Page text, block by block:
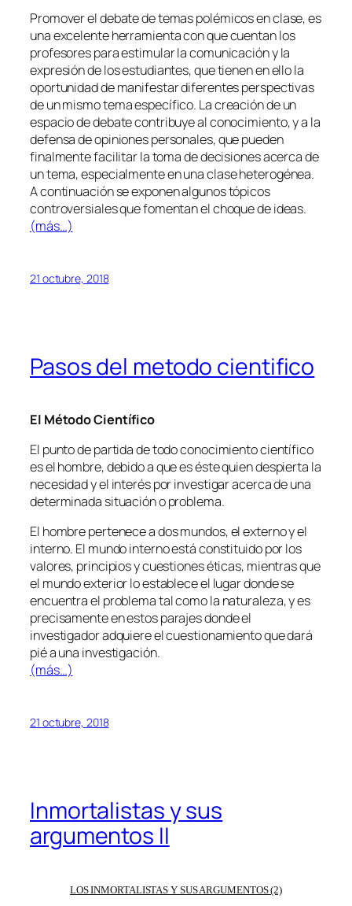
Promover el debate de temas polémicos en clase, es
una excelente herramienta con que cuentan los
profesores para estimular la comunicación y la
expresión de los estudiantes, que tienen en ello la
oportunidad de manifestar diferentes perspectivas
de un mismo tema específico. La creación de un
espacio de debate contribuye al conocimiento, y a la
defensa de opiniones personales, que pueden
finalmente facilitar la toma de decisiones acerca de
un tema, especialmente en una clase heterogénea.
A continuación se exponen algunos tópicos
controversiales que fomentan el choque de ideas.
(más…)
21 octubre, 2018
Pasos del metodo cientifico
El Método Científico
El punto de partida de todo conocimiento científico
es el hombre, debido a que es éste quien despierta la
necesidad y el interés por investigar acerca de una
determinada situación o problema.
El hombre pertenece a dos mundos, el externo y el
interno. El mundo interno está constituido por los
valores, principios y cuestiones éticas, mientras que
el mundo exterior lo establece el lugar donde se
encuentra el problema tal como la naturaleza, y es
precisamente en estos parajes donde el
investigador adquiere el cuestionamiento que dará
pié a una investigación.
(más…)
21 octubre, 2018
Inmortalistas y sus
argumentos II
LOS INMORTALISTAS Y SUS ARGUMENTOS (2)